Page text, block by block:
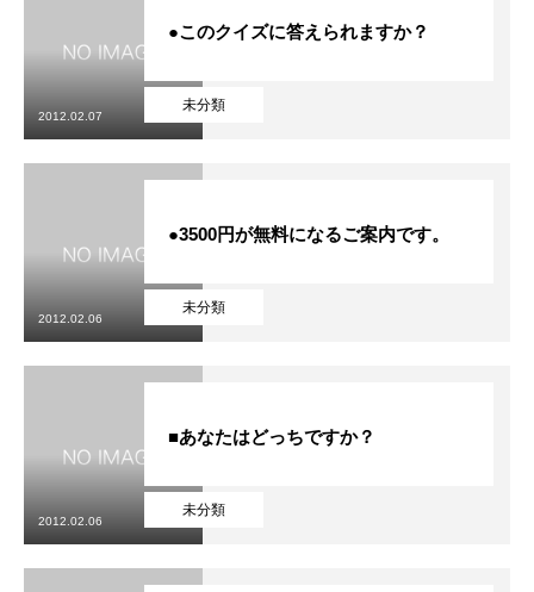
未分類
●このクイズに答えられますか？
2012.02.07
未分類
●3500円が無料になるご案内です。
2012.02.06
未分類
■あなたはどっちですか？
2012.02.06